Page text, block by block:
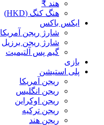
هند ₹
هنگ کنگ (HKD)
ایکس باکس
شارژ ریجن آمریکا
شارژ ریجن برزیل
گیم پس آلتیمیت
بازی
پلی استیشن
ریجن آمریکا
ریجن انگلیس
ریجن اوکراین
ریجن ترکیه
ریجن هند